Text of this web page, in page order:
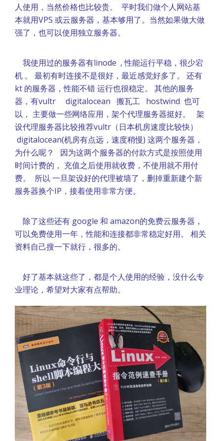
人使用，当然价格也比较贵。 平时我们做个人网站基
本就用VPS 或云服务器，基本够用了。当然如果做大做
强了，也可以使用独立服务器。
我使用过的服务器有linode , 性能运行平稳，很少宕
机 。 最初有时连接不是很好，最近感觉好多了。 还有
kt 的服务器，性能不错 运行也很稳定。 其他的服务
器，有vultr digitalocean 搬瓦工 hostwind 也可
以， 主要做一些网络应用，架个代理服务器挺好。 架
设代理服务器比较推荐vultr（日本机房速度比较快）
digitalocean(机房有点远，速度稍慢) 这两个服务器，
为什么呢？ 因为这两个服务器的付款方式是按照使用
时间计费的， 充值之后使用就收费，不使用就不用付
费。 所以 一旦架设好的代理被墙了，删掉重新建个新
服务器换个IP，接着使用非常方便。
除了这些还有 google 和 amazon的免费云服务器，
可以免费使用一年，性能和连接都非常稳定好用。 相关
资料自己搜一下就行，很多的。
好了基本就这些了，都是个人使用的经验，没什么专
业理论，希望对大家有点帮助。